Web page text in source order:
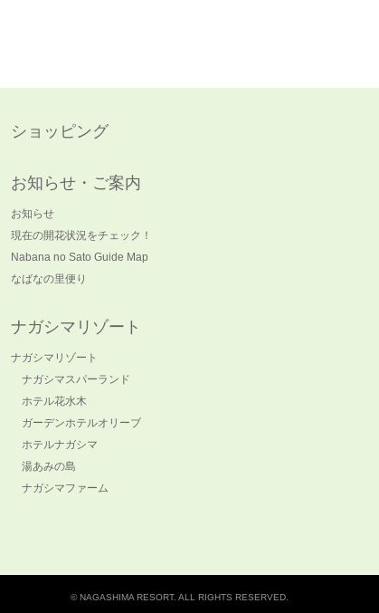
ショッピング
お知らせ・ご案内
お知らせ
現在の開花状況をチェック！
Nabana no Sato Guide Map
なばなの里便り
ナガシマリゾート
ナガシマリゾート
ナガシマスパーランド
ホテル花水木
ガーデンホテルオリーブ
ホテルナガシマ
湯あみの島
ナガシマファーム
© NAGASHIMA RESORT. ALL RIGHTS RESERVED.